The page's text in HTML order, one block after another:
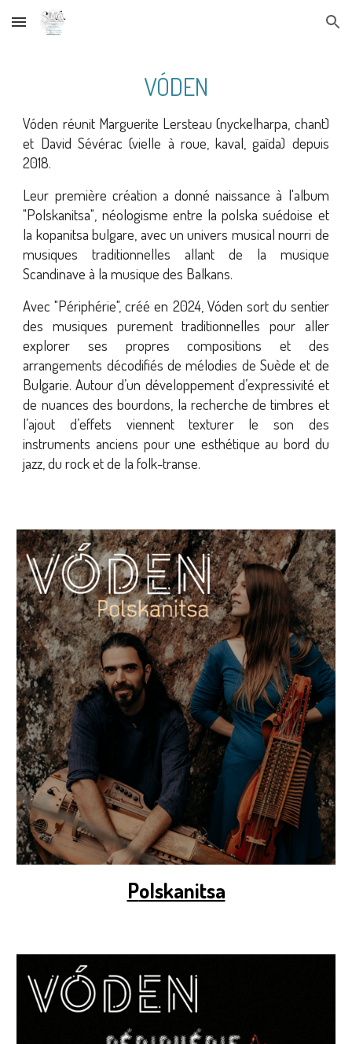
Skip to main content Skip to navigation
VÓDEN
Vóden réunit Marguerite Lersteau (nyckelharpa, chant)
et David Sévérac (vielle à roue, kaval, gaïda) depuis
2018.
Leur première création a donné naissance à l'album
"Polskanitsa" néologisme entre la polska suédoise et
la kopanitsa bulgare , avec un univers musical nourri de
musiques traditionnelles allant de la musique
Scandinave à la musique des Balkans.
Avec "Périphérie", créé en 2024, Vóden sort du sentier
des musiques purement traditionnelles pour aller
explorer ses propres compositions et des
arrangements décodifiés de mélodies de Suède et de
Bulgarie. Autour d’un développement d’expressivité et
de nuances des bourdons, la recherche de timbres et
l’ajout d’effets viennent texturer le son des
instruments anciens pour une esthétique au bord du
jazz, du rock et de la folk-transe.
Polskanitsa